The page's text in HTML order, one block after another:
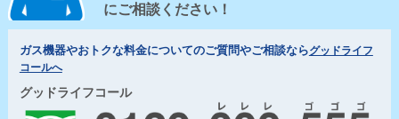
にご相談ください！
ガス機器やおトクな料金についてのご質問やご相談ならグッドライフ
コールへ
グッドライフコール